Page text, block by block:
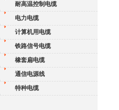
耐高温控制电缆
电力电缆
计算机用电缆
铁路信号电缆
橡套扁电缆
通信电源线
特种电缆